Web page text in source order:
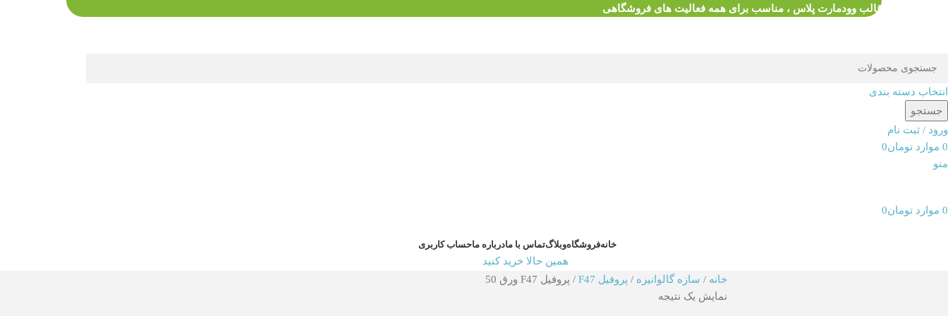
قالب وودمارت پلاس ، مناسب برای همه فعالیت های فروشگاهی
انتخاب دسته بندی
جستجو
ورود / ثبت نام
0 موارد تومان0
منو
0 موارد تومان0
خانهفروشگاهوبلاگتماس با مادرباره ماحساب کاربری
همین حالا خرید کنید
خانه
سازه گالوانیزه پروفیل F47
پروفیل F47 ورق 50
نمایش یک نتیجه